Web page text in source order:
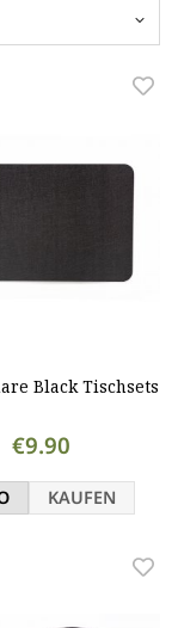
Black Tischsets
€9.90
KAUFEN